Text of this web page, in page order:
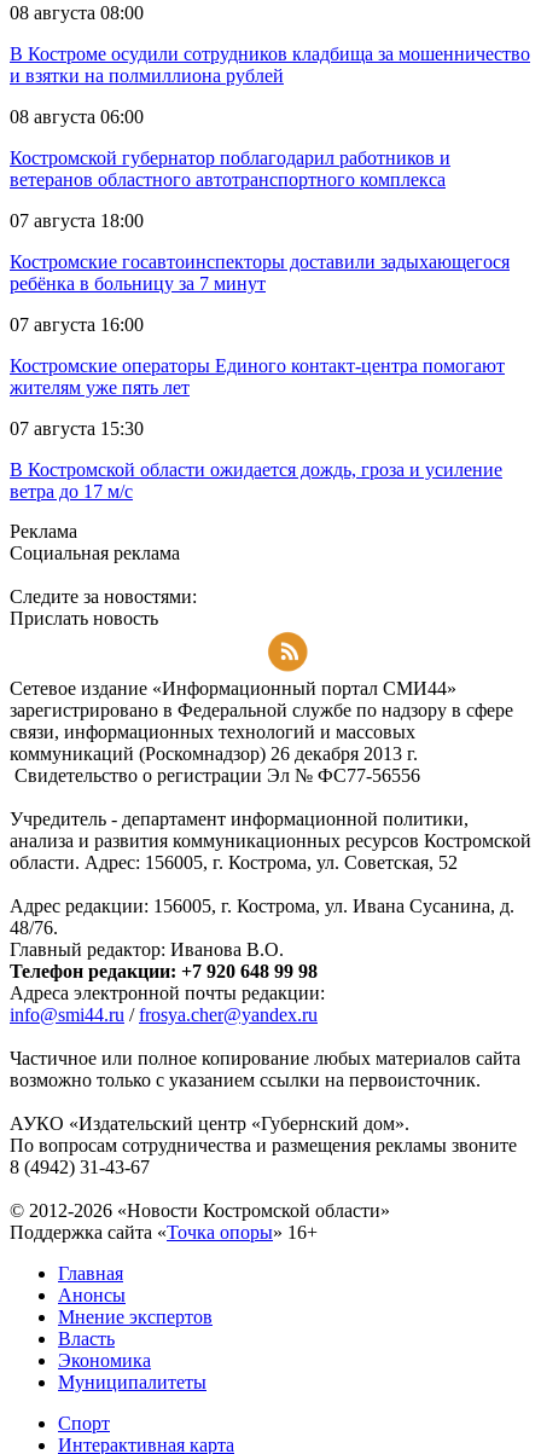
08 августа 08:00
В Костроме осудили сотрудников кладбища за мошенничество
и взятки на полмиллиона рублей
08 августа 06:00
Костромской губернатор поблагодарил работников и
ветеранов областного автотранспортного комплекса
07 августа 18:00
Костромские госавтоинспекторы доставили задыхающегося
ребёнка в больницу за 7 минут
07 августа 16:00
Костромские операторы Единого контакт-центра помогают
жителям уже пять лет
07 августа 15:30
В Костромской области ожидается дождь, гроза и усиление
ветра до 17 м/с
Реклама
Социальная реклама
Следите за новостями:
Прислать новость
Сетевое издание «Информационный портал СМИ44»
зарегистрировано в Федеральной службе по надзору в сфере
связи, информационных технологий и массовых
коммуникаций (Роскомнадзор) 26 декабря 2013 г.
Свидетельство о регистрации Эл № ФC77-56556
Учредитель - департамент информационной политики,
анализа и развития коммуникационных ресурсов Костромской
области. Адрес: 156005, г. Кострома, ул. Советская, 52
Адрес редакции: 156005, г. Кострома, ул. Ивана Сусанина, д.
48/76.
Главный редактор: Иванова В.О.
Телефон редакции: +7 920 648 99 98
Адреса электронной почты редакции:
info@smi44.ru /frosya.cher@yandex.ru
Частичное или полное копирование любых материалов сайта
возможно только с указанием ссылки на первоисточник.
АУКО «Издательский центр «Губернский дом».
По вопросам сотрудничества и размещения рекламы звоните
8 (4942) 31-43-67
© 2012-2026 «Новости Костромской области»
Поддержка сайта «Точка опоры» 16+
Главная
Анонсы
Мнение экспертов
Власть
Экономика
Муниципалитеты
Спорт
Интерактивная карта